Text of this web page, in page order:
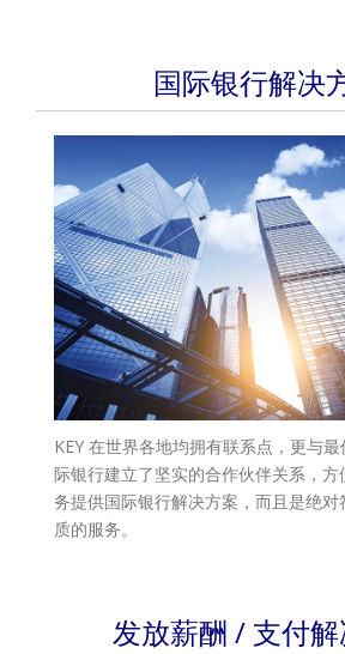
国际银行解决
KEY 在世界各地均拥有联系点，更与
际银行建立了坚实的合作伙伴关系，方
务提供国际银行解决方案，而且是绝对
质的服务。
发放薪酬 / 支付